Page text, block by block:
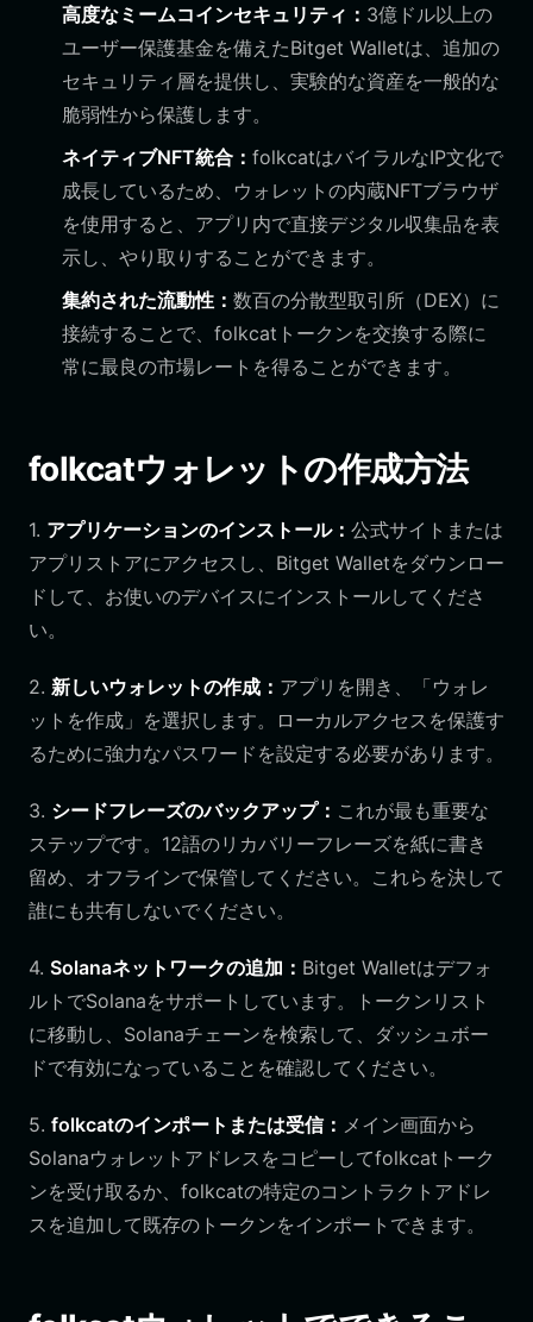
高度なミームコインセキュリティ： 3億ドル以上の
ユーザー保護基金を備えたBitget Walletは、追加の
セキュリティ層を提供し、実験的な資産を一般的な
脆弱性から保護します。
ネイティブNFT統合： folkcatはバイラルなIP文化で
成長しているため、ウォレットの内蔵NFTブラウザ
を使用すると、アプリ内で直接デジタル収集品を表
示し、やり取りすることができます。
集約された流動性： 数百の分散型取引所（DEX）に
接続することで、folkcatトークンを交換する際に
常に最良の市場レートを得ることができます。
folkcatウォレットの作成方法
1. アプリケーションのインストール： 公式サイトまたは
アプリストアにアクセスし、Bitget Walletをダウンロー
ドして、お使いのデバイスにインストールしてくださ
い。
2. 新しいウォレットの作成： アプリを開き、「ウォレ
ットを作成」を選択します。ローカルアクセスを保護す
るために強力なパスワードを設定する必要があります。
3. シードフレーズのバックアップ： これが最も重要な
ステップです。12語のリカバリーフレーズを紙に書き
留め、オフラインで保管してください。これらを決して
誰にも共有しないでください。
4. Solanaネットワークの追加： Bitget Walletはデフォ
ルトでSolanaをサポートしています。トークンリスト
に移動し、Solanaチェーンを検索して、ダッシュボー
ドで有効になっていることを確認してください。
5. folkcatのインポートまたは受信： メイン画面から
Solanaウォレットアドレスをコピーしてfolkcatトーク
ンを受け取るか、folkcatの特定のコントラクトアドレ
スを追加して既存のトークンをインポートできます。